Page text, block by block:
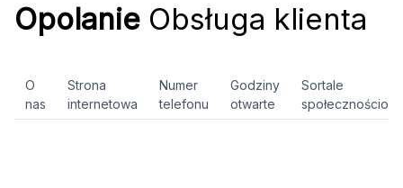
Opolanie Obsługa klienta
O
nas
Strona
internetowa
Numer
telefonu
Godziny
otwarte
Sortale